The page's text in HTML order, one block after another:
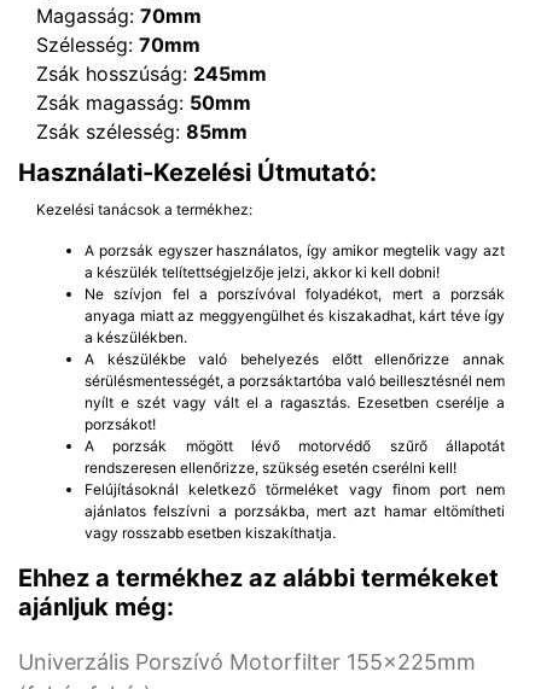
Magasság: 70mm
Szélesség: 70mm
Zsák hosszúság: 245mm
Zsák magasság: 50mm
Zsák szélesség: 85mm
Használati-Kezelési Útmutató:
Kezelési tanácsok a termékhez:
A porzsák egyszer használatos, így amikor megtelik vagy azt
a készülék telítettségjelzője jelzi, akkor ki kell dobni!
Ne szívjon fel a porszívóval folyadékot, mert a porzsák
anyaga miatt az meggyengülhet és kiszakadhat, kárt téve így
a készülékben.
A készülékbe való behelyezés előtt ellenőrizze annak
sérülésmentességét, a porzsáktartóba való beillesztésnél nem
nyílt e szét vagy vált el a ragasztás. Ezesetben cserélje a
porzsákot!
A porzsák mögött lévő motorvédő szűrő állapotát
rendszeresen ellenőrizze, szükség esetén cserélni kell!
Felújításoknál keletkező törmeléket vagy finom port nem
ajánlatos felszívni a porzsákba, mert azt hamar eltömítheti
vagy rosszabb esetben kiszakíthatja.
Ehhez a termékhez az alábbi termékeket
ajánljuk még:
Univerzális Porszívó Motorfilter 155x225mm